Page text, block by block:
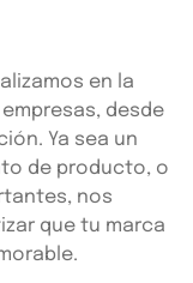
en la
desde
Ya sea un
de producto, o
nos
que tu marca